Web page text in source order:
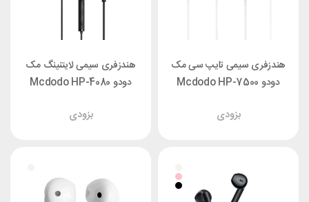
هندزفری سیمی تایپ سی مک
دودو Mcdodo HP-7500
بزودی
هندزفری سیمی لایتنینگ مک
دودو Mcdodo HP-4080
بزودی